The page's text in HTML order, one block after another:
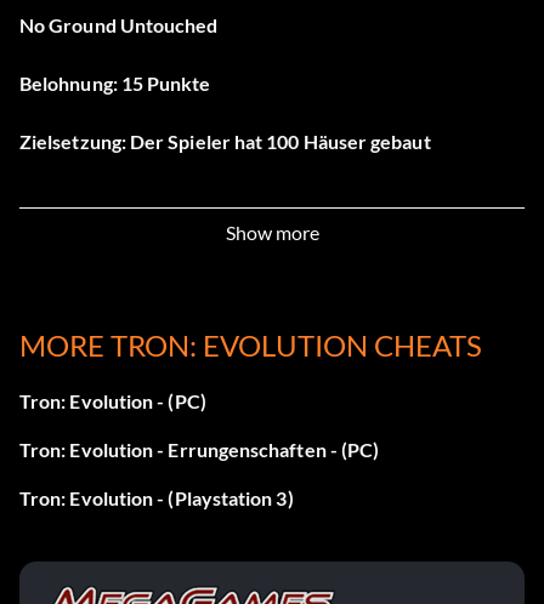
No Ground Untouched
Belohnung: 15 Punkte
Zielsetzung: Der Spieler hat 100 Häuser gebaut
Zielsetzung: Erwerben Sie das teuerste Grundstück im
Spiel.
Räumungsbefehl
Belohnung: 20 Punkte
Zielsetzung: Ersetzt eure Häuser durch ein Hotel
Show more
MORE TRON: EVOLUTION CHEATS
Tron: Evolution - (PC)
Tron: Evolution - Errungenschaften - (PC)
Tron: Evolution - (Playstation 3)